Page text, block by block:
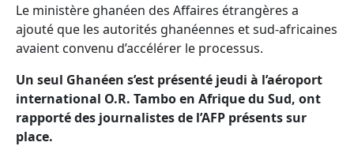
Le ministère ghanéen des Affaires étrangères a
ajouté que les autorités ghanéennes et sud-africaines
avaient convenu d’accélérer le processus.
Un seul Ghanéen s’est présenté jeudi à l’aéroport
international O.R. Tambo en Afrique du Sud, ont
rapporté des journalistes de l’AFP présents sur
place.